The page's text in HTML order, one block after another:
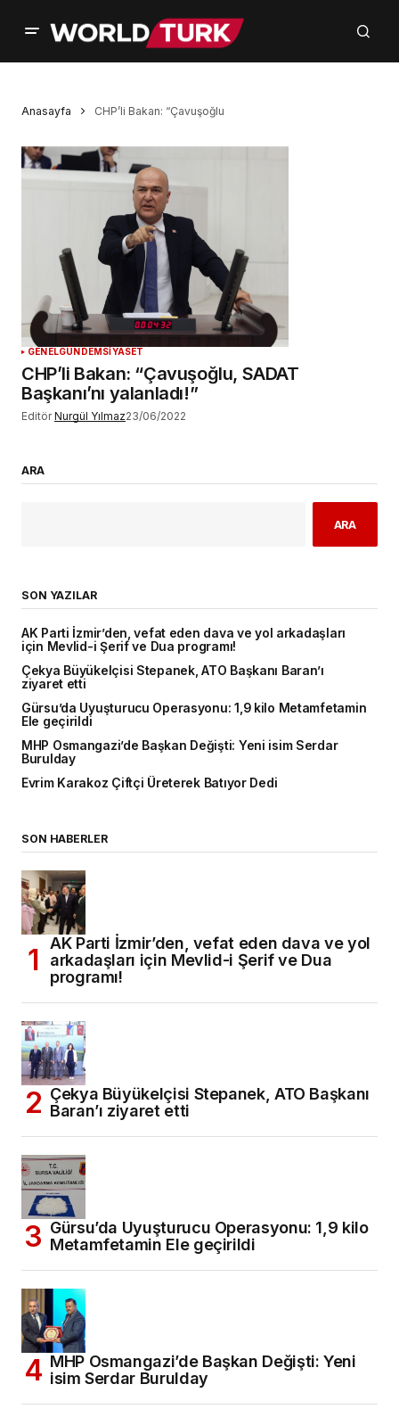
Anasayfa CHP’li Bakan: “Çavuşoğlu
GENELGÜNDEMSİYASET
CHP’li Bakan: “Çavuşoğlu, SADAT
Başkanı’nı yalanladı!”
Editör Nurgül Yılmaz23/06/2022
ARA
ARA
SON YAZILAR
AK Parti İzmir’den, vefat eden dava ve yol arkadaşları
için Mevlid-i Şerif ve Dua programı!
Çekya Büyükelçisi Stepanek, ATO Başkanı Baran’ı
ziyaret etti
Gürsu’da Uyuşturucu Operasyonu: 1,9 kilo Metamfetamin
Ele geçirildi
MHP Osmangazi’de Başkan Değişti: Yeni isim Serdar
Burulday
Evrim Karakoz Çiftçi Üreterek Batıyor Dedi
SON HABERLER
AK Parti İzmir’den, vefat eden dava ve yol
arkadaşları için Mevlid-i Şerif ve Dua
programı!
Çekya Büyükelçisi Stepanek, ATO Başkanı
Baran’ı ziyaret etti
Gürsu’da Uyuşturucu Operasyonu: 1,9 kilo
Metamfetamin Ele geçirildi
MHP Osmangazi’de Başkan Değişti: Yeni
isim Serdar Burulday